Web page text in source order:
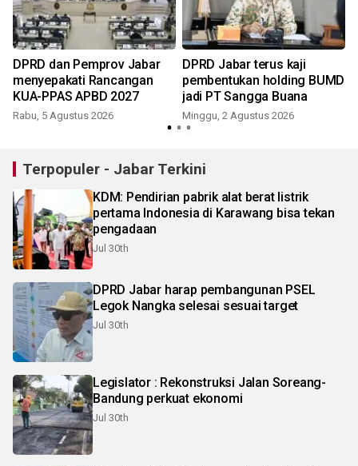
DPRD dan Pemprov Jabar
menyepakati Rancangan
KUA-PPAS APBD 2027
Rabu, 5 Agustus 2026
DPRD Jabar terus kaji
pembentukan holding BUMD
jadi PT Sangga Buana
Minggu, 2 Agustus 2026
Terpopuler - Jabar Terkini
KDM: Pendirian pabrik alat berat listrik
pertama Indonesia di Karawang bisa tekan
pengadaan
Jul 30th
DPRD Jabar harap pembangunan PSEL
Legok Nangka selesai sesuai target
Jul 30th
Legislator : Rekonstruksi Jalan Soreang-
Bandung perkuat ekonomi
Jul 30th